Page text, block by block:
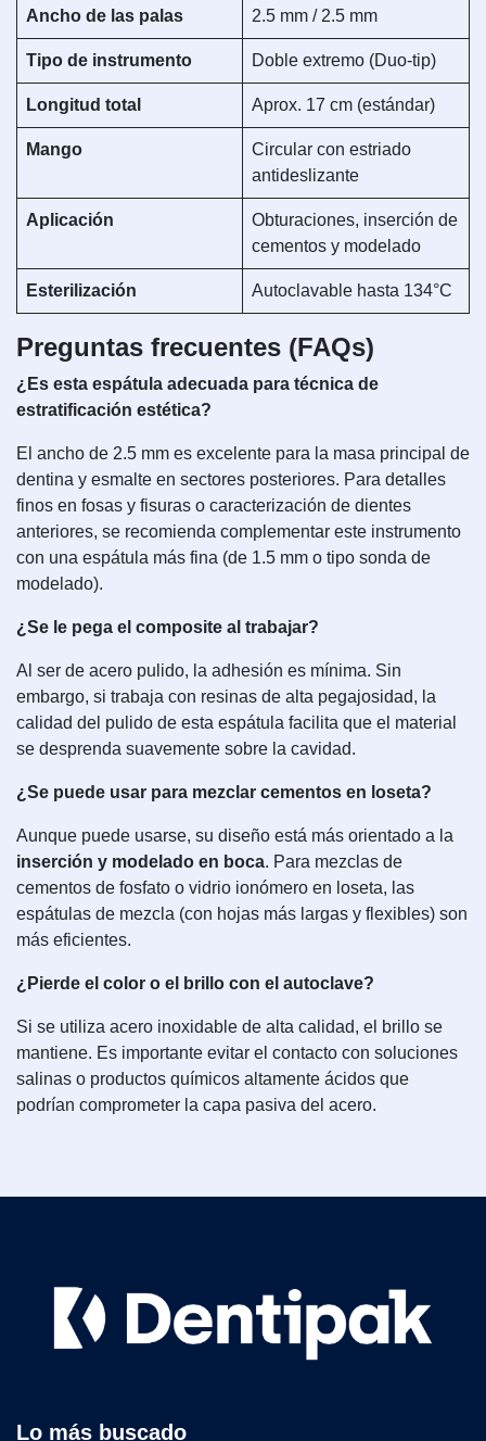
Ancho de las palas 2.5 mm / 2.5 mm
Tipo de instrumento Doble extremo (Duo-tip)
Longitud total Aprox. 17 cm (estándar)
Mango
Circular con estriado
antideslizante
Aplicación
Obturaciones, inserción de
cementos y modelado
Esterilización Autoclavable hasta 134°C
Preguntas frecuentes (FAQs)
¿Es esta espátula adecuada para técnica de
estratificación estética?
El ancho de 2.5 mm es excelente para la masa principal de
dentina y esmalte en sectores posteriores. Para detalles
finos en fosas y fisuras o caracterización de dientes
anteriores, se recomienda complementar este instrumento
con una espátula más fina (de 1.5 mm o tipo sonda de
modelado).
¿Se le pega el composite al trabajar?
Al ser de acero pulido, la adhesión es mínima. Sin
embargo, si trabaja con resinas de alta pegajosidad, la
calidad del pulido de esta espátula facilita que el material
se desprenda suavemente sobre la cavidad.
¿Se puede usar para mezclar cementos en loseta?
Aunque puede usarse, su diseño está más orientado a la
inserción y modelado en boca. Para mezclas de
cementos de fosfato o vidrio ionómero en loseta, las
espátulas de mezcla (con hojas más largas y flexibles) son
más eficientes.
¿Pierde el color o el brillo con el autoclave?
Si se utiliza acero inoxidable de alta calidad, el brillo se
mantiene. Es importante evitar el contacto con soluciones
salinas o productos químicos altamente ácidos que
podrían comprometer la capa pasiva del acero.
Lo más buscado